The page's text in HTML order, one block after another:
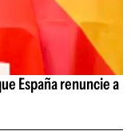
España renuncie a